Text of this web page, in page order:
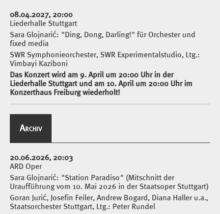
08.04.2027, 20:00
Liederhalle Stuttgart
Sara Glojnarić: "Ding, Dong, Darling!" für Orchester und
fixed media
SWR Symphonieorchester, SWR Experimentalstudio, Ltg.:
Vimbayi Kaziboni
Das Konzert wird am 9. April um 20:00 Uhr in der
Liederhalle Stuttgart und am 10. April um 20:00 Uhr im
Konzerthaus Freiburg wiederholt!
Archiv
20.06.2026, 20:03
ARD Oper
Sara Glojnarić: "Station Paradiso" (Mitschnitt der
Uraufführung vom 10. Mai 2026 in der Staatsoper Stuttgart)
Goran Jurić, Josefin Feiler, Andrew Bogard, Diana Haller u.a.,
Staatsorchester Stuttgart, Ltg.: Peter Rundel